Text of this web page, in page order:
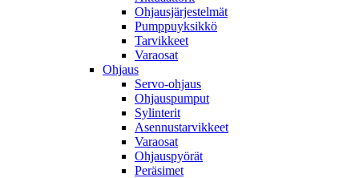
Ohjausjärjestelmät
Pumppuyksikkö
Tarvikkeet
Varaosat
Ohjaus
Servo-ohjaus
Ohjauspumput
Sylinterit
Asennustarvikkeet
Varaosat
Ohjauspyörät
Peräsimet